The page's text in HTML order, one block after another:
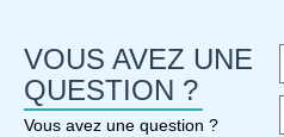
VOUS AVEZ UNE
QUESTION ?
Vous avez une question ?